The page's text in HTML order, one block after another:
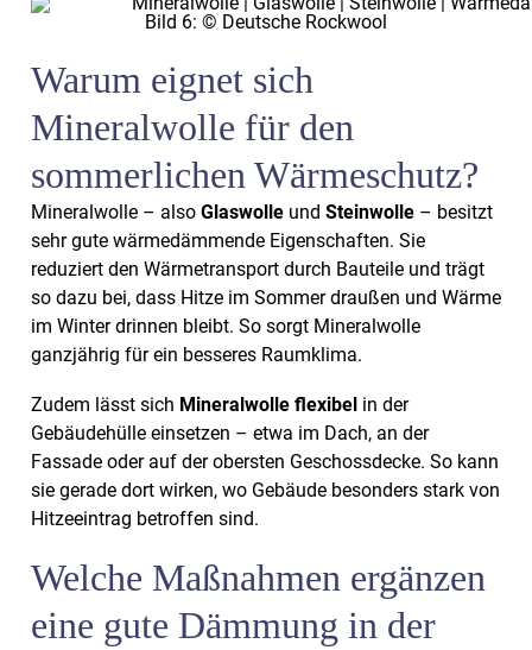
Bild 6: © Deutsche Rockwool
Warum eignet sich
Mineralwolle für den
sommerlichen Wärmeschutz?
Mineralwolle – also Glaswolle und Steinwolle – besitzt
sehr gute wärmedämmende Eigenschaften. Sie
reduziert den Wärmetransport durch Bauteile und trägt
so dazu bei, dass Hitze im Sommer draußen und Wärme
im Winter drinnen bleibt. So sorgt Mineralwolle
ganzjährig für ein besseres Raumklima.
Zudem lässt sich Mineralwolle flexibel in der
Gebäudehülle einsetzen – etwa im Dach, an der
Fassade oder auf der obersten Geschossdecke. So kann
sie gerade dort wirken, wo Gebäude besonders stark von
Hitzeeintrag betroffen sind.
Welche Maßnahmen ergänzen
eine gute Dämmung in der